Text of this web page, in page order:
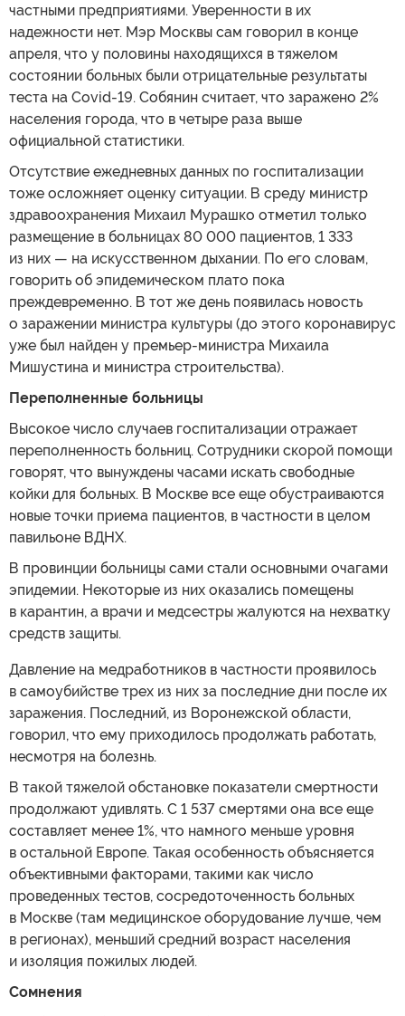
частными предприятиями. Уверенности в их
надежности нет. Мэр Москвы сам говорил в конце
апреля, что у половины находящихся в тяжелом
состоянии больных были отрицательные результаты
теста на Covid-19. Собянин считает, что заражено 2%
населения города, что в четыре раза выше
официальной статистики.
Отсутствие ежедневных данных по госпитализации
тоже осложняет оценку ситуации. В среду министр
здравоохранения Михаил Мурашко отметил только
размещение в больницах 80 000 пациентов, 1 333
из них — на искусственном дыхании. По его словам,
говорить об эпидемическом плато пока
преждевременно. В тот же день появилась новость
о заражении министра культуры (до этого коронавирус
уже был найден у премьер-министра Михаила
Мишустина и министра строительства).
Переполненные больницы
Высокое число случаев госпитализации отражает
переполненность больниц. Сотрудники скорой помощи
говорят, что вынуждены часами искать свободные
койки для больных. В Москве все еще обустраиваются
новые точки приема пациентов, в частности в целом
павильоне ВДНХ.
В провинции больницы сами стали основными очагами
эпидемии. Некоторые из них оказались помещены
в карантин, а врачи и медсестры жалуются на нехватку
средств защиты.
Давление на медработников в частности проявилось
в самоубийстве трех из них за последние дни после их
заражения. Последний, из Воронежской области,
говорил, что ему приходилось продолжать работать,
несмотря на болезнь.
В такой тяжелой обстановке показатели смертности
продолжают удивлять. С 1 537 смертями она все еще
составляет менее 1%, что намного меньше уровня
в остальной Европе. Такая особенность объясняется
объективными факторами, такими как число
проведенных тестов, сосредоточенность больных
в Москве (там медицинское оборудование лучше, чем
в регионах), меньший средний возраст населения
и изоляция пожилых людей.
Сомнения